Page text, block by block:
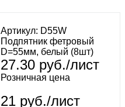
Артикул: D55W
Подпятник фетровый
D=55мм, белый (8шт)
27.30 руб./лист
Розничная цена
21 руб./лист